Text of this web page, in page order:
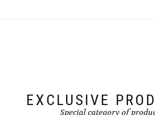
EXCLUSIVE
Special category of